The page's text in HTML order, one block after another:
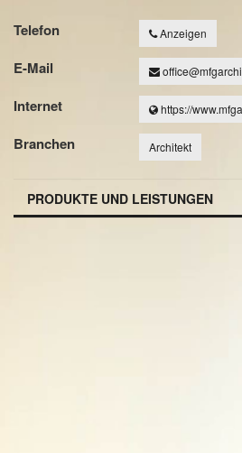
Telefon Anzeigen
E-Mail
Internet https://
Branchen Architekt
PRODUKTE UND LEISTUNGEN